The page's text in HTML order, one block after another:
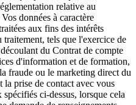
relative au
données à caractère
aux fins des intérêts
tels que l'exercice de
du Contrat de compte
d'information et de formation,
fraude ou le marketing direct du
la prise de contact avec vous
spécifiés ci-dessus, lorsque cela